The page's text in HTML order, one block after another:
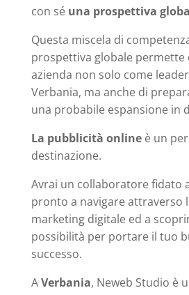
con sé una prospettiva
Questa miscela di
prospettiva globale permette
azienda non solo come
Verbania, ma anche di
una probabile espansione in
La pubblicità onlineè un
destinazione.
Avrai un collaboratore fidato
pronto a navigare attraverso
marketing digitale ed a
possibilità per portare il tuo
successo.
AVerbania, Neweb Studio è